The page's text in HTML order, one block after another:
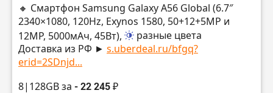
🔸 Смартфон Samsung Galaxy A56 Global (6.7″
2340×1080, 120Hz, Exynos 1580, 50+12+5MP и
12MP, 5000мАч, 45Вт),
разные цвета
Доставка из РФ ► s.uberdeal.ru/bfgq?
erid=2SDnjd...
8|128GB за - 22 245 ₽